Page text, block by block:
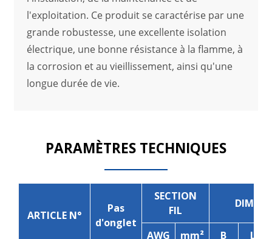
l'exploitation. Ce produit se caractérise par une
grande robustesse, une excellente isolation
électrique, une bonne résistance à la flamme, à
la corrosion et au vieillissement, ainsi qu'une
longue durée de vie.
PARAMÈTRES TECHNIQUES
ARTICLE N°
Pas
d'onglet
SECTION
FIL
AWG mm² B
L